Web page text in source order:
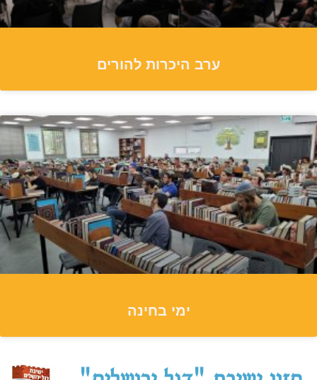
ערב היכרות להורים
ימי בחינה